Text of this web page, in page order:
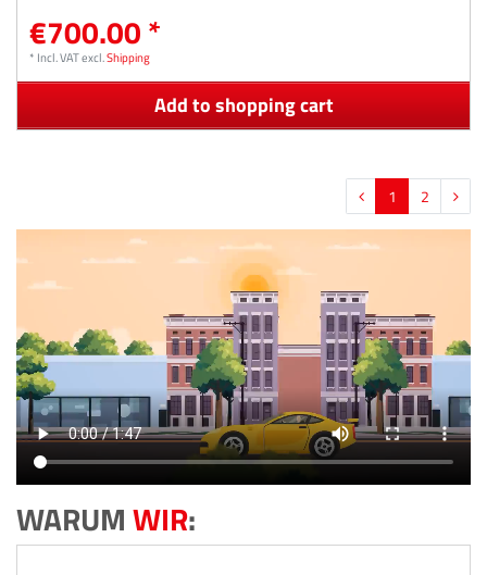
€700.00 *
* Incl. VATexcl.Shipping
Add to shopping cart
1 2
WARUMWIR: